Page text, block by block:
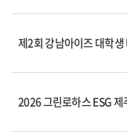
제2회 강남아이즈 대학
2026 그린로하스 ESG